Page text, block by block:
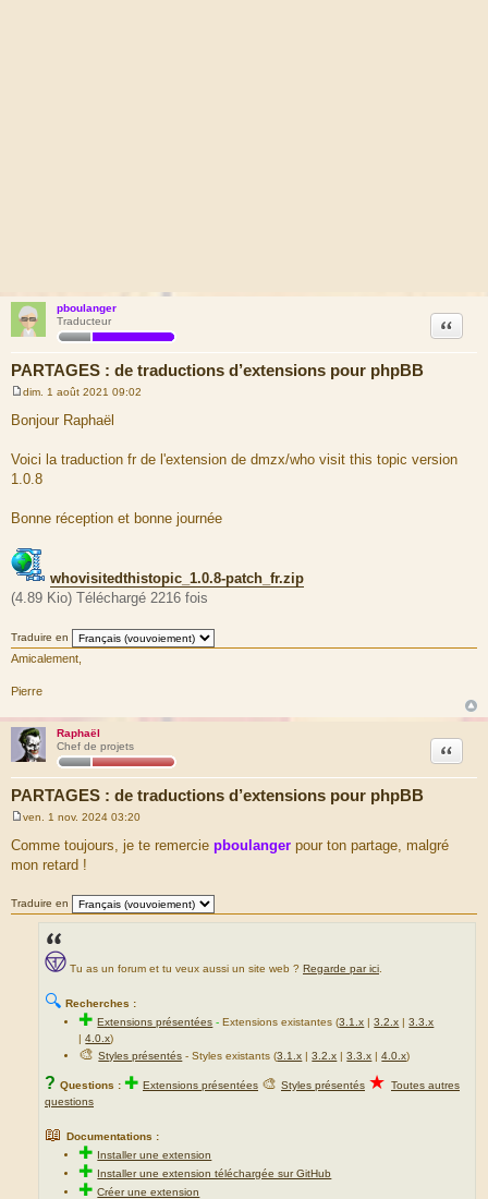
pboulanger
Traducteur
PARTAGES : de traductions d’extensions pour phpBB
Citation
s
a
g
e
dim. 1 août 2021 09:02
Bonjour Raphaël
Voici la traduction fr de l'extension de dmzx/who visit this topic version
1.0.8
Bonne réception et bonne journée
whovisitedthistopic_1.0.8-patch_fr.zip
(4.89 Kio) Téléchargé 2216 fois
Traduire en
Amicalement,
Pierre
Raphaël
Chef de projets
PARTAGES : de traductions d’extensions pour phpBB
Citation
s
s
e
ven. 1 nov. 2024 03:20
Comme toujours, je te remercie pboulanger pour ton partage, malgré
mon retard !
Traduire en
Tu as un forum et tu veux aussi un site web ? Regarde par ici
🔍 Recherches :
✚Extensions présentées -Extensions existantes (3.1.x |3.2.x |3.3.x
|4.0.x)
🎨Styles présentés - Styles existants (3.1.x |3.2.x |3.3.x |4.0.x)
? Questions : ✚ Extensions présentées 🎨 Styles présentés ★ Toutes autres
questions
📖 Documentations :
✚ Installer une extension
✚ Installer une extension téléchargée sur GitHub
✚Créer une extension